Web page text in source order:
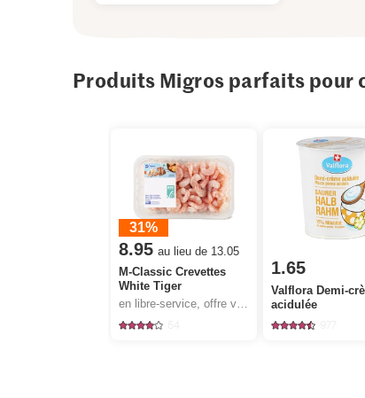
Produits Migros parfaits pour
31%
8.95 au lieu de 13.05
M-Classic Crevettes
White Tiger
1.65
Valflora Demi-
acidulée